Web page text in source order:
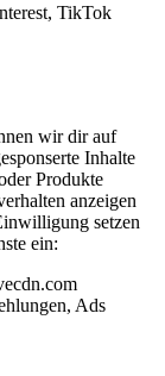
TikTok
wir dir auf
Inhalte
Produkte
anzeigen
setzen
ein:
Ads